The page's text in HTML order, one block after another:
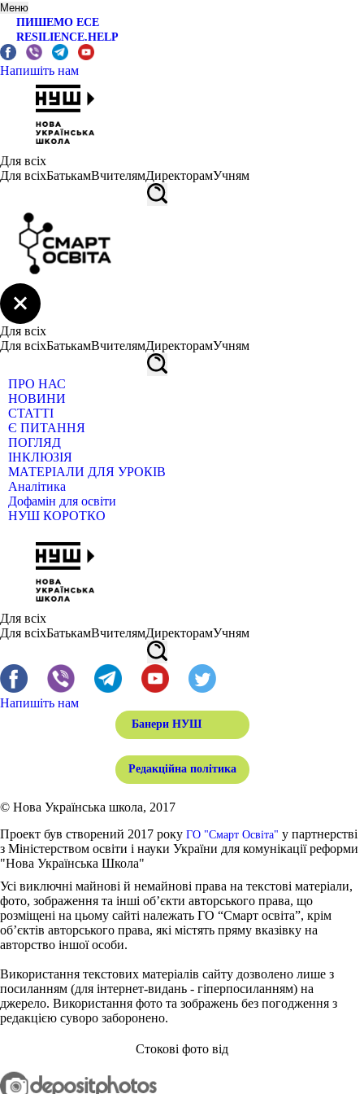
Меню
ПИШЕМО ЕСЕ
RESILIENCE.HELP
Напишіть нам
Для всіх
Для всіхБатькамВчителямДиректорамУчням
Для всіх
Для всіхБатькамВчителямДиректорамУчням
ПРО НАС
НОВИНИ
СТАТТІ
Є ПИТАННЯ
ПОГЛЯД
ІНКЛЮЗІЯ
МАТЕРІАЛИ ДЛЯ УРОКІВ
Аналітика
Дофамін для освіти
НУШ КОРОТКО
Для всіх
Для всіхБатькамВчителямДиректорамУчням
Напишіть нам
Банери НУШ
Редакційна політика
© Нова Українська школа, 2017
Проект був створений 2017 року ГО "Смарт Освіта" у партнерстві
з Міністерством освіти і науки України для комунікації реформи
"Нова Українська Школа"
Усі виключні майнові й немайнові права на текстові матеріали,
фото, зображення та інші об’єкти авторського права, що
розміщені на цьому сайті належать ГО “Смарт освіта”, крім
об’єктів авторського права, які містять пряму вказівку на
авторство іншої особи.
Використання текстових матеріалів сайту дозволено лише з
посиланням (для інтернет-видань - гіперпосиланням) на
джерело. Використання фото та зображень без погодження з
редакцією суворо заборонено.
Стокові фото від